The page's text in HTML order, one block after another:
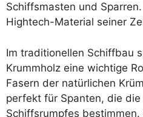
Schiffsmasten und
Hightech-Material seiner
Im traditionellen Schiffbau
Krummholz eine wichtige
Fasern der natürlichen
perfekt für Spanten, die
Schiffsrumpfes bestimmen.